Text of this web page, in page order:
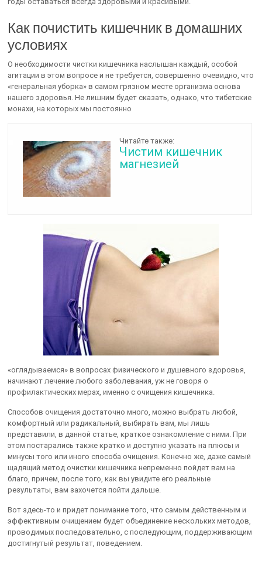
Как почистить кишечник в домашних
условиях
О необходимости чистки кишечника наслышан каждый, особой
агитации в этом вопросе и не требуется, совершенно очевидно, что
«генеральная уборка» в самом грязном месте организма основа
нашего здоровья. Не лишним будет сказать, однако, что тибетские
монахи, на которых мы постоянно
Читайте также:
Чистим кишечник
магнезией
«оглядываемся» в вопросах физического и душевного здоровья,
начинают лечение любого заболевания, уж не говоря о
профилактических мерах, именно с очищения кишечника.
Способов очищения достаточно много, можно выбрать любой,
комфортный или радикальный, выбирать вам, мы лишь
представили, в данной статье, краткое ознакомление с ними. При
этом постарались также кратко и доступно указать на плюсы и
минусы того или иного способа очищения. Конечно же, даже самый
щадящий метод очистки кишечника непременно пойдет вам на
благо, причем, после того, как вы увидите его реальные
результаты, вам захочется пойти дальше.
Вот здесь-то и придет понимание того, что самым действенным и
эффективным очищением будет объединение нескольких методов,
проводимых последовательно, с последующим, поддерживающим
достигнутый результат, поведением.